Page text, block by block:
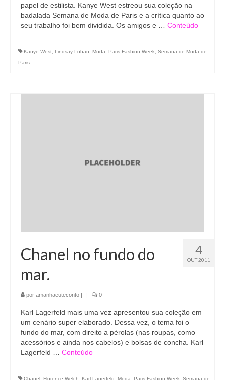
papel de estilista. Kanye West estreou sua coleção na
badalada Semana de Moda de Paris e a crítica quanto ao
seu trabalho foi bem dividida. Os amigos e … Conteúdo
Kanye West Lindsay Lohan Moda Paris Fashion Week Semana de Moda de
Paris
4
OUT 2011
Chanel no fundo do
mar.
por amanhaeuteconto | | 0
Karl Lagerfeld mais uma vez apresentou sua coleção em
um cenário super elaborado. Dessa vez, o tema foi o
fundo do mar, com direito a pérolas (nas roupas, como
acessórios e ainda nos cabelos) e bolsas de concha. Karl
Lagerfeld … Conteúdo
Chanel Florence Welch Karl Lagerfeld Moda Paris Fashion Week Semana de